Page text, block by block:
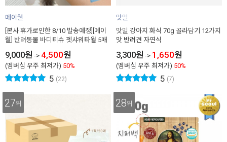
메이웰
[본사 휴가로인한 8/10 발송예정][메이
웰] 반려동물 바디티슈 펫샤워타월 5매
9,000원 -> 4,500원
(멤버십 우주 최저가) 50%
5 (22)
맛밀
맛밀 강아지 화식 70g 골라담기 12가지
맛 반려견 자연식
3,300원 -> 1,650원
(멤버십 우주 최저가) 50%
5 (7)
27위 28위